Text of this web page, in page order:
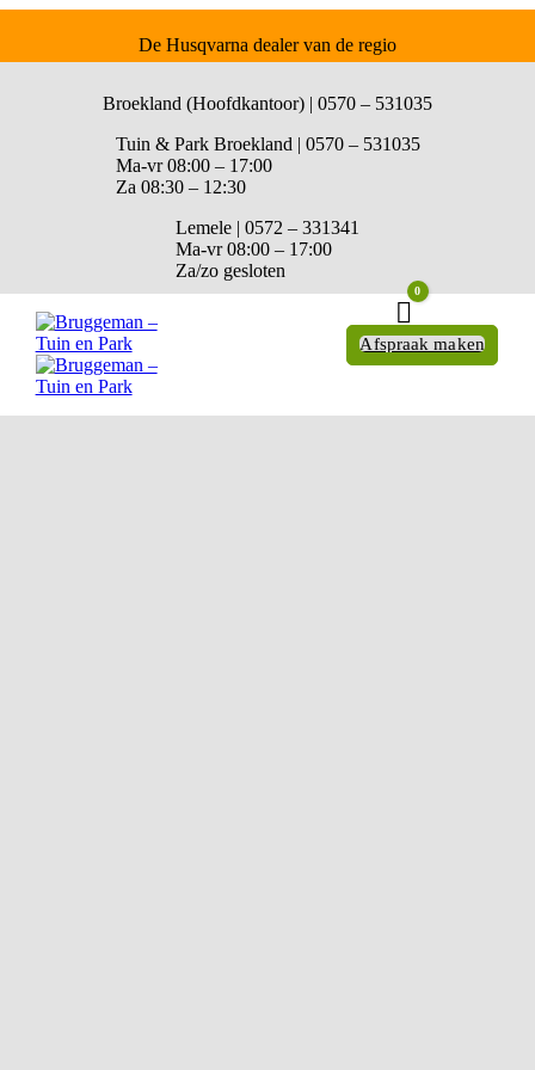
De Husqvarna dealer van de regio
Broekland (Hoofdkantoor) | 0570 – 531035
Tuin & Park Broekland | 0570 – 531035
Ma-vr 08:00 – 17:00
Za 08:30 – 12:30
Lemele | 0572 – 331341
Ma-vr 08:00 – 17:00
Za/zo gesloten
Winkelwagen
0
Afspraak maken